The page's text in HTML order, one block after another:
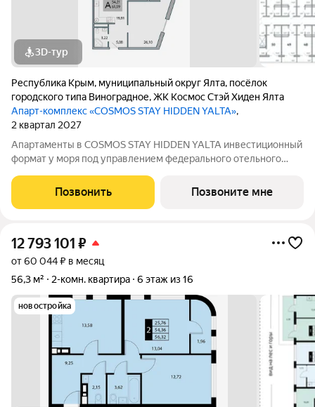
3D-тур
Республика Крым, муниципальный округ Ялта, посёлок
городского типа Виноградное,ЖК Космос Стэй Хиден Ялта
Апарт-комплекс «COSMOS STAY HIDDEN YALTA»,
2 квартал 2027
Апартаменты в COSMOS STAY HIDDEN YALTA инвестиционный
формат у моря под управлением федерального отельного
комплексе COSMOS STAY HIDDEN YALTA в Ялте проекте с
собственной курортной инфраструктурой,
Позвонить Позвоните мне
12 793 101 ₽
от 60 044 ₽ в месяц
56,3 м²
2-комн. квартира 6 этаж из 16
новостройка